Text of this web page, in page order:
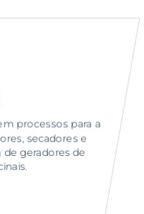
processos para a
secadores e
de geradores de